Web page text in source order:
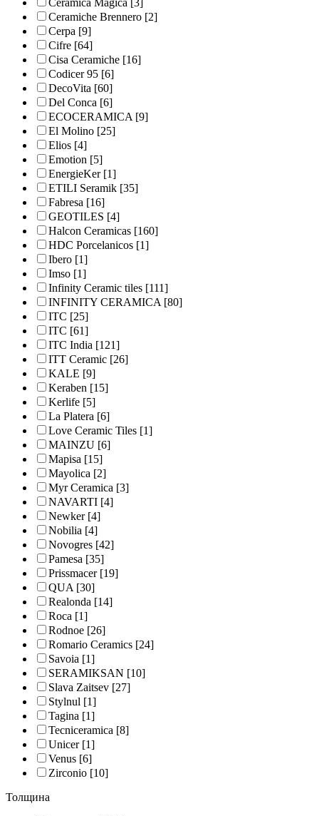
Ceramica Magica [3]
Ceramiche Brennero [2]
Cerpa [9]
Cifre [64]
Cisa Ceramiche [16]
Codicer 95 [6]
DecoVita [60]
Del Conca [6]
ECOCERAMICA[9]
El Molino [25]
Elios [4]
Emotion [5]
EnergieKer[1]
ETILI Seramik [35]
Fabresa [16]
GEOTILES [4]
Halcon Ceramicas [160]
HDC Porcelanicos [1]
Ibero [1]
Imso [1]
Infinity Ceramic tiles [111]
INFINITY CERAMICA[80]
ITC [25]
ITC [61]
ITC India [121]
ITT Ceramic [26]
KALE [9]
Keraben [15]
Kerlife [5]
La Platera [6]
Love Ceramic Tiles [1]
MAINZU [6]
Mapisa [15]
Mayolica [2]
Myr Ceramica [3]
NAVARTI [4]
Newker[4]
Nobilia [4]
Novogres [42]
Pamesa [35]
Prissmacer[19]
QUA[30]
Realonda [14]
Roca [1]
Rodnoe [26]
Romario Ceramics [24]
Savoia [1]
SERAMIKSAN [10]
Slava Zaitsev [27]
Stylnul [1]
Tagina [1]
Tecniceramica [8]
Unicer[1]
Venus [6]
Zirconio [10]
Толщина